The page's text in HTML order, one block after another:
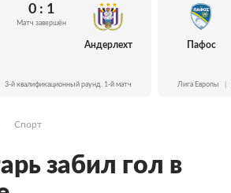
0 : 1
Матч завершён
Андерлехт
3-й квалификационный раунд. 1-й матч
Пафос
Лига Европы
Спорт
забил гол в